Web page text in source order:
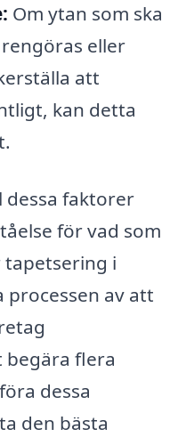
Om ytan som ska
eller
att
kan detta
dessa faktorer
för vad som
i
processen av att
flera
dessa
den bästa